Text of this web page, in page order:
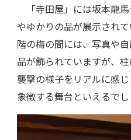
「寺田屋」には坂本龍
やゆかりの品が展示され
階の梅の間には、写真や
品が飾られていますが、
襲撃の様子をリアルに感
象徴する舞台といえるでし